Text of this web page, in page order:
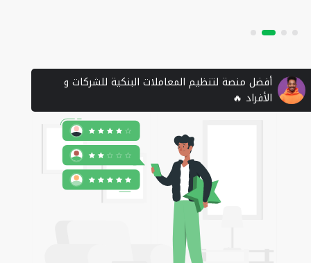
أفضل منصة لتنظيم المعاملات البنكية للشركات و
الأفراد 🔥